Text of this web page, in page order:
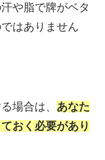
や脂で牌がベタ
はありません
場合は、 あなた
おく必要があり